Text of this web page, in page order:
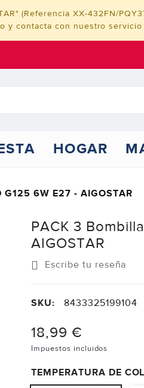
(Referencia XX-432FN/
y contacta con nuestro
HOGAR
6W E27 - AIGOSTAR
PACK 3
AIGOSTAR
Escribe tu reseña
SKU: 8433325199104
18,99 €
Impuestos incluidos
TEMPERATURA DE